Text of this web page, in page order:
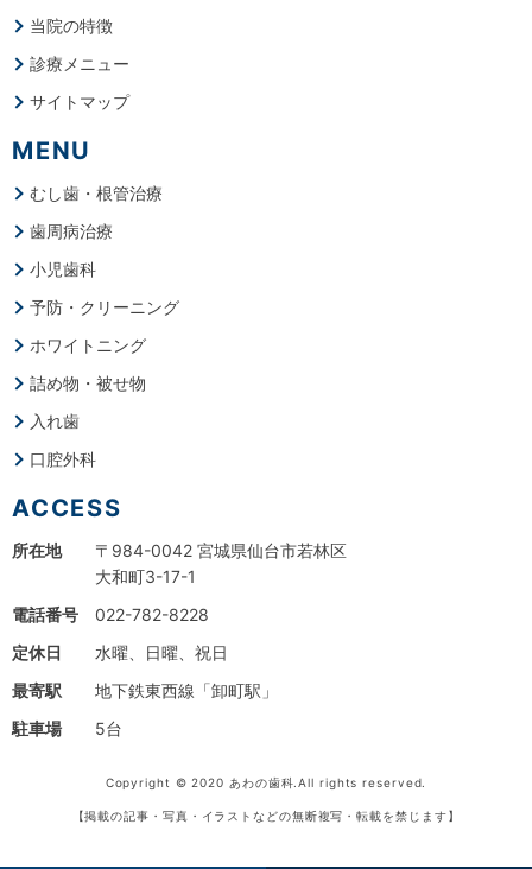
当院の特徴
診療メニュー
サイトマップ
MENU
むし歯・根管治療
歯周病治療
小児歯科
予防・クリーニング
ホワイトニング
詰め物・被せ物
入れ歯
口腔外科
ACCESS
所在地
〒984-0042 宮城県仙台市若林区
大和町3-17-1
電話番号
022-782-8228
定休日
水曜、日曜、祝日
最寄駅
地下鉄東西線「卸町駅」
駐車場
5台
Copyright © 2020 あわの歯科.All rights reserved.
【掲載の記事・写真・イラストなどの無断複写・転載を禁じます】